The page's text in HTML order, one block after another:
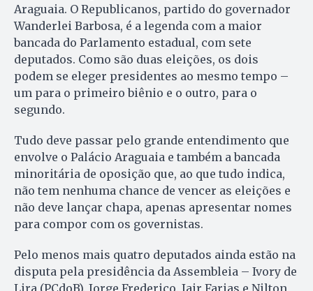
Araguaia. O Republicanos, partido do governador
Wanderlei Barbosa, é a legenda com a maior
bancada do Parlamento estadual, com sete
deputados. Como são duas eleições, os dois
podem se eleger presidentes ao mesmo tempo –
um para o primeiro biênio e o outro, para o
segundo.
Tudo deve passar pelo grande entendimento que
envolve o Palácio Araguaia e também a bancada
minoritária de oposição que, ao que tudo indica,
não tem nenhuma chance de vencer as eleições e
não deve lançar chapa, apenas apresentar nomes
para compor com os governistas.
Pelo menos mais quatro deputados ainda estão na
disputa pela presidência da Assembleia – Ivory de
Lira (PCdoB), Jorge Frederico, Jair Farias e Nilton